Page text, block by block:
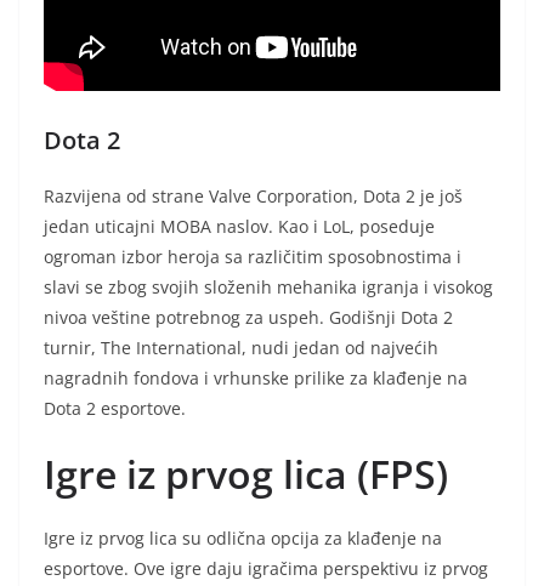
Dota 2
Razvijena od strane Valve Corporation, Dota 2 je još
jedan uticajni MOBA naslov. Kao i LoL, poseduje
ogroman izbor heroja sa različitim sposobnostima i
slavi se zbog svojih složenih mehanika igranja i visokog
nivoa veštine potrebnog za uspeh. Godišnji Dota 2
turnir, The International, nudi jedan od najvećih
nagradnih fondova i vrhunske prilike za klađenje na
Dota 2 esportove.
Igre iz prvog lica (FPS)
Igre iz prvog lica su odlična opcija za klađenje na
esportove. Ove igre daju igračima perspektivu iz prvog